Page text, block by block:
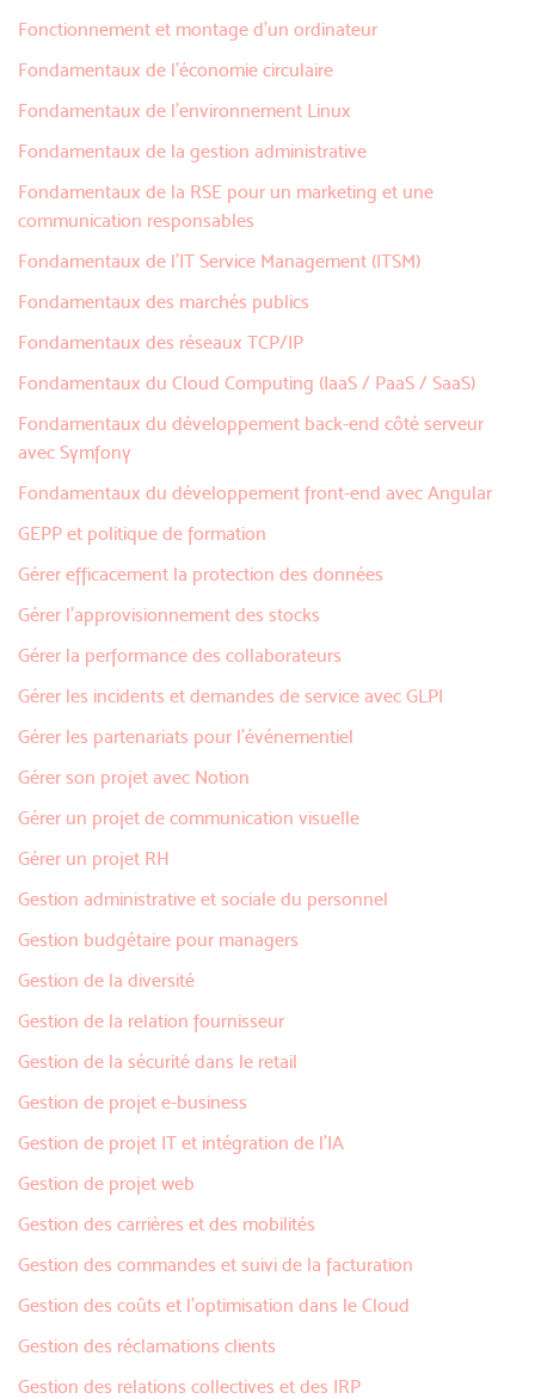
Fonctionnement et montage d'un ordinateur
Fondamentaux de l'économie circulaire
Fondamentaux de l'environnement Linux
Fondamentaux de la gestion administrative
Fondamentaux de la RSE pour un marketing et une
communication responsables
Fondamentaux de l’IT Service Management (ITSM)
Fondamentaux des marchés publics
Fondamentaux des réseaux TCP/IP
Fondamentaux du Cloud Computing (IaaS / PaaS / SaaS)
Fondamentaux du développement back-end côté serveur
avec Symfony
Fondamentaux du développement front-end avec Angular
GEPP et politique de formation
Gérer efficacement la protection des données
Gérer l'approvisionnement des stocks
Gérer la performance des collaborateurs
Gérer les incidents et demandes de service avec GLPI
Gérer les partenariats pour l’événementiel
Gérer son projet avec Notion
Gérer un projet de communication visuelle
Gérer un projet RH
Gestion administrative et sociale du personnel
Gestion budgétaire pour managers
Gestion de la diversité
Gestion de la relation fournisseur
Gestion de la sécurité dans le retail
Gestion de projet e-business
Gestion de projet IT et intégration de l’IA
Gestion de projet web
Gestion des carrières et des mobilités
Gestion des commandes et suivi de la facturation
Gestion des coûts et l'optimisation dans le Cloud
Gestion des réclamations clients
Gestion des relations collectives et des IRP